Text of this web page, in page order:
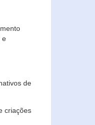
e
de
criações